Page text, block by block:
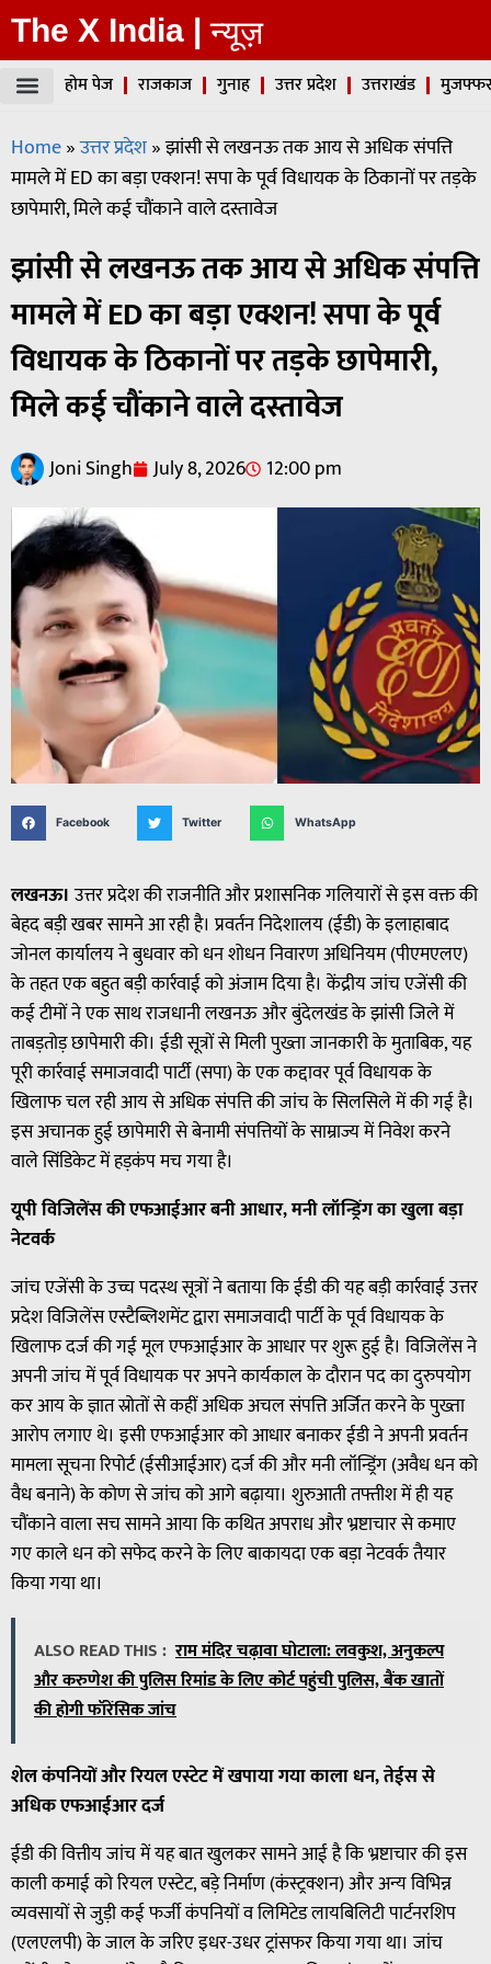
The X India | न्यूज़
होम पेज राजकाज गुनाह उत्तर प्रदेश उत्तराखंड
Home»उत्तर प्रदेश»झांसी से लखनऊ तक आय से अधिक संपत्ति
मामले में ED का बड़ा एक्शन! सपा के पूर्व विधायक के ठिकानों पर तड़के
छापेमारी, मिले कई चौंकाने वाले दस्तावेज
झांसी से लखनऊ तक आय से अधिक संपत्ति
मामले में ED का बड़ा एक्शन! सपा के पूर्व
विधायक के ठिकानों पर तड़के छापेमारी,
मिले कई चौंकाने वाले दस्तावेज
Joni Singh July 8, 2026 12:00 pm
Facebook Twitter WhatsApp
लखनऊ।उत्तर प्रदेश की राजनीति और प्रशासनिक गलियारों से इस वक्त की
बेहद बड़ी खबर सामने आ रही है। प्रवर्तन निदेशालय (ईडी) के इलाहाबाद
जोनल कार्यालय ने बुधवार को धन शोधन निवारण अधिनियम (पीएमएलए)
के तहत एक बहुत बड़ी कार्रवाई को अंजाम दिया है। केंद्रीय जांच एजेंसी की
कई टीमों ने एक साथ राजधानी लखनऊ और बुंदेलखंड के झांसी जिले में
ताबड़तोड़ छापेमारी की। ईडी सूत्रों से मिली पुख्ता जानकारी के मुताबिक, यह
पूरी कार्रवाई समाजवादी पार्टी (सपा) के एक कद्दावर पूर्व विधायक के
खिलाफ चल रही आय से अधिक संपत्ति की जांच के सिलसिले में की गई है।
इस अचानक हुई छापेमारी से बेनामी संपत्तियों के साम्राज्य में निवेश करने
वाले सिंडिकेट में हड़कंप मच गया है।
यूपी विजिलेंस की एफआईआर बनी आधार, मनी लॉन्ड्रिंग का खुला बड़ा
नेटवर्क
जांच एजेंसी के उच्च पदस्थ सूत्रों ने बताया कि ईडी की यह बड़ी कार्रवाई उत्तर
प्रदेश विजिलेंस एस्टैब्लिशमेंट द्वारा समाजवादी पार्टी के पूर्व विधायक के
खिलाफ दर्ज की गई मूल एफआईआर के आधार पर शुरू हुई है। विजिलेंस ने
अपनी जांच में पूर्व विधायक पर अपने कार्यकाल के दौरान पद का दुरुपयोग
कर आय के ज्ञात स्रोतों से कहीं अधिक अचल संपत्ति अर्जित करने के पुख्ता
आरोप लगाए थे। इसी एफआईआर को आधार बनाकर ईडी ने अपनी प्रवर्तन
मामला सूचना रिपोर्ट (ईसीआईआर) दर्ज की और मनी लॉन्ड्रिंग (अवैध धन को
वैध बनाने) के कोण से जांच को आगे बढ़ाया। शुरुआती तफ्तीश में ही यह
चौंकाने वाला सच सामने आया कि कथित अपराध और भ्रष्टाचार से कमाए
गए काले धन को सफेद करने के लिए बाकायदा एक बड़ा नेटवर्क तैयार
किया गया था।
ALSO READ THIS : राम मंदिर चढ़ावा घोटाला: लवकुश, अनुकल्प
और करुणेश की पुलिस रिमांड के लिए कोर्ट पहुंची पुलिस, बैंक खातों
की होगी फॉरेंसिक जांच
शेल कंपनियों और रियल एस्टेट में खपाया गया काला धन, तेईस से
अधिक एफआईआर दर्ज
ईडी की वित्तीय जांच में यह बात खुलकर सामने आई है कि भ्रष्टाचार की इस
काली कमाई को रियल एस्टेट, बड़े निर्माण (कंस्ट्रक्शन) और अन्य विभिन्न
व्यवसायों से जुड़ी कई फर्जी कंपनियों व लिमिटेड लायबिलिटी पार्टनरशिप
(एलएलपी) के जाल के जरिए इधर-उधर ट्रांसफर किया गया था। जांच